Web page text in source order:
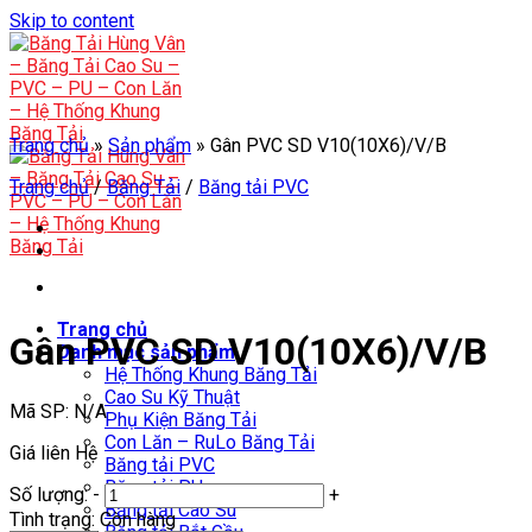
Skip to content
Trang chủ
Danh mục sản phẩm
Hệ Thống Khung Băng Tải
Cao Su Kỹ Thuật
Phụ Kiện Băng Tải
Con Lăn – RuLo Băng Tải
Băng tải PVC
Băng tải PU
Băng tải Cao Su
Trang chủ» Sản phẩm » Gân PVC SD V10(10X6)/V/B
Trang chủ / Băng Tải / Băng tải PVC
Gân PVC SD V10(10X6)/V/B
Mã SP: N/A
Giá liên Hệ
Số lượng: -
+
Tình trạng: Còn hàng